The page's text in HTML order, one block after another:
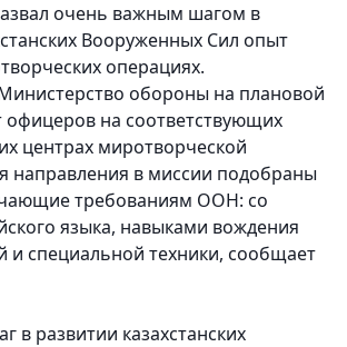
очень важным шагом в
Вооруженных Сил опыт
операциях.
обороны на плановой
офицеров на соответствующих
центрах миротворческой
направления в миссии подобраны
требованиям ООН: со
языка, навыками вождения
и специальной техники, сообщает
в развитии казахстанских